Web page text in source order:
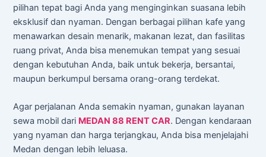
pilihan tepat bagi Anda yang menginginkan suasana lebih
eksklusif dan nyaman. Dengan berbagai pilihan kafe yang
menawarkan desain menarik, makanan lezat, dan fasilitas
ruang privat, Anda bisa menemukan tempat yang sesuai
dengan kebutuhan Anda, baik untuk bekerja, bersantai,
maupun berkumpul bersama orang-orang terdekat.
Agar perjalanan Anda semakin nyaman, gunakan layanan
sewa mobil dari MEDAN 88 RENT CAR. Dengan kendaraan
yang nyaman dan harga terjangkau, Anda bisa menjelajahi
Medan dengan lebih leluasa.